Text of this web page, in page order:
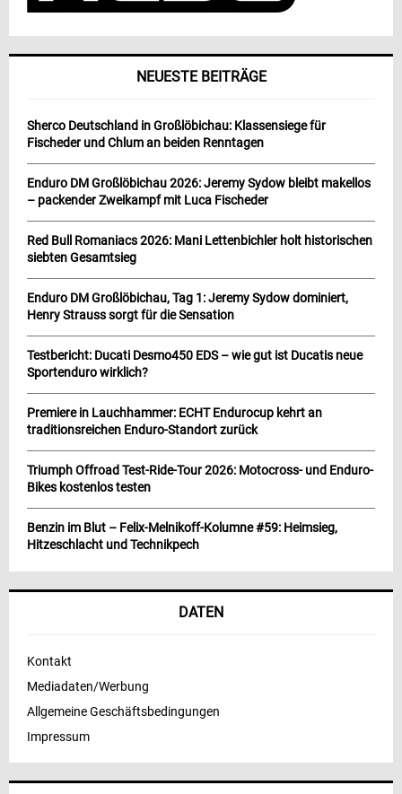
NEUESTE BEITRÄGE
Sherco Deutschland in Großlöbichau: Klassensiege für
Fischeder und Chlum an beiden Renntagen
Enduro DM Großlöbichau 2026: Jeremy Sydow bleibt makellos
– packender Zweikampf mit Luca Fischeder
Red Bull Romaniacs 2026: Mani Lettenbichler holt historischen
siebten Gesamtsieg
Enduro DM Großlöbichau, Tag 1: Jeremy Sydow dominiert,
Henry Strauss sorgt für die Sensation
Testbericht: Ducati Desmo450 EDS – wie gut ist Ducatis neue
Sportenduro wirklich?
Premiere in Lauchhammer: ECHT Endurocup kehrt an
traditionsreichen Enduro-Standort zurück
Triumph Offroad Test-Ride-Tour 2026: Motocross- und Enduro-
Bikes kostenlos testen
Benzin im Blut – Felix-Melnikoff-Kolumne #59: Heimsieg,
Hitzeschlacht und Technikpech
DATEN
Kontakt
Mediadaten/Werbung
Allgemeine Geschäftsbedingungen
Impressum